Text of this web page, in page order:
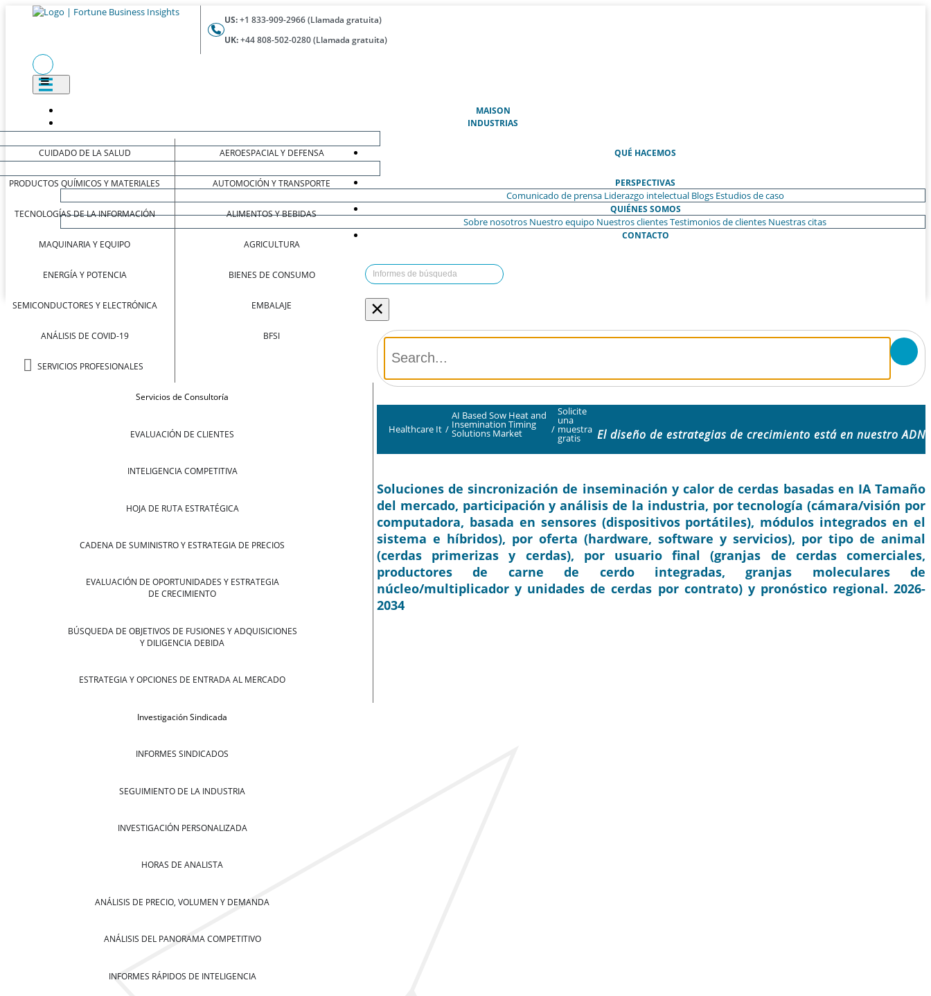
US:+1 833-909-2966 (Llamada gratuita)
UK:+44 808-502-0280 (Llamada gratuita)
MAISON(ACTUAL)
INDUSTRIAS
CUIDADO DE LA SALUD
PRODUCTOS QUÍMICOS Y MATERIALES
TECNOLOGÍAS DE LA INFORMACIÓN
MAQUINARIA Y EQUIPO
ENERGÍA Y POTENCIA
SEMICONDUCTORES Y ELECTRÓNICA
ANÁLISIS DE COVID-19
SERVICIOS PROFESIONALES
AEROESPACIAL Y DEFENSA
AUTOMOCIÓN Y TRANSPORTE
ALIMENTOS Y BEBIDAS
AGRICULTURA
BIENES DE CONSUMO
EMBALAJE
BFSI
QUÉ HACEMOS
Servicios de Consultoría
EVALUACIÓN DE CLIENTES
INTELIGENCIA COMPETITIVA
HOJA DE RUTA ESTRATÉGICA
CADENA DE SUMINISTRO Y ESTRATEGIA DE PRECIOS
EVALUACIÓN DE OPORTUNIDADES Y ESTRATEGIA
DE CRECIMIENTO
BÚSQUEDA DE OBJETIVOS DE FUSIONES Y ADQUISICIONES
Y DILIGENCIA DEBIDA
ESTRATEGIA Y OPCIONES DE ENTRADA AL MERCADO
Investigación Sindicada
INFORMES SINDICADOS
SEGUIMIENTO DE LA INDUSTRIA
INVESTIGACIÓN PERSONALIZADA
HORAS DE ANALISTA
ANÁLISIS DE PRECIO, VOLUMEN Y DEMANDA
ANÁLISIS DEL PANORAMA COMPETITIVO
INFORMES RÁPIDOS DE INTELIGENCIA
PERSPECTIVAS
Comunicado de prensa Liderazgo intelectual Blogs Estudios de caso
QUIÉNES SOMOS
Sobre nosotros Nuestro equipo Nuestros clientesTestimonios de clientes Nuestras citas
CONTACTO
×
Healthcare It /
AI Based Sow Heat and
Insemination Timing
Solutions Market /
Solicite
una
muestra
gratis El diseño de estrategias de crecimiento está en nuestro ADN
Soluciones de sincronización de inseminación y calor de cerdas basadas en IA Tamaño
del mercado, participación y análisis de la industria, por tecnología (cámara/visión por
computadora, basada en sensores (dispositivos portátiles), módulos integrados en el
sistema e híbridos), por oferta (hardware, software y servicios), por tipo de animal
(cerdas primerizas y cerdas), por usuario final (granjas de cerdas comerciales,
productores de carne de cerdo integradas, granjas moleculares de
núcleo/multiplicador y unidades de cerdas por contrato) y pronóstico regional. 2026-
2034